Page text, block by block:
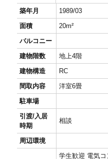
築年月
1989/03
面積
20m²
バルコニー
建物階数
地上4階
建物構造
RC
間取内容
洋室6畳
駐車場
引渡/入居
時期
相談
周辺環境
学生歓迎 電気